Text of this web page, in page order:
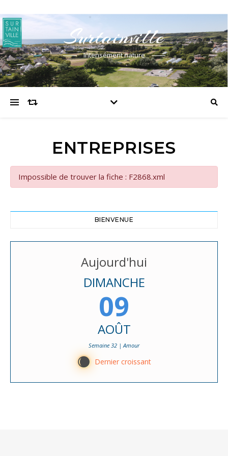
Surtainville
Intensément nature
ENTREPRISES
Impossible de trouver la fiche : F2868.xml
BIENVENUE
Aujourd'hui
DIMANCHE
09
AOÛT
Semaine 32 | Amour
X Dernier croissant